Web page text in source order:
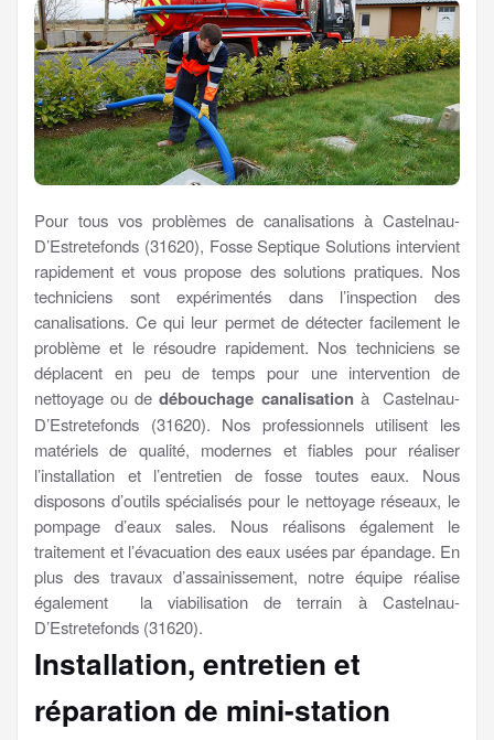
Pour tous vos problèmes de canalisations à Castelnau-
D’Estretefonds (31620), Fosse Septique Solutions intervient
rapidement et vous propose des solutions pratiques. Nos
techniciens sont expérimentés dans l’inspection des
canalisations. Ce qui leur permet de détecter facilement le
problème et le résoudre rapidement. Nos techniciens se
déplacent en peu de temps pour une intervention de
nettoyage ou dedébouchage canalisationà Castelnau-
D’Estretefonds (31620). Nos professionnels utilisent les
matériels de qualité, modernes et fiables pour réaliser
l’installation et l’entretien de fosse toutes eaux. Nous
disposons d’outils spécialisés pour le nettoyage réseaux, le
pompage d’eaux sales. Nous réalisons également le
traitement et l’évacuation des eaux usées par épandage. En
plus des travaux d’assainissement, notre équipe réalise
également la viabilisation de terrain à Castelnau-
D’Estretefonds (31620).
Installation, entretien et
réparation de mini-station